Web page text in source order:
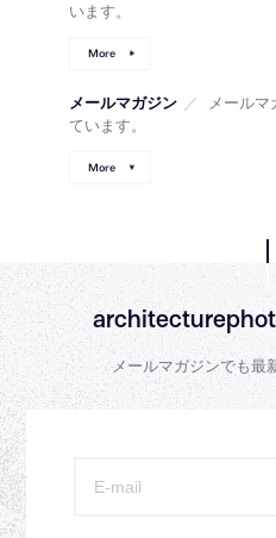
います。
More
メールマガジン ／
メール
ています。
More
メールマガジンでも最